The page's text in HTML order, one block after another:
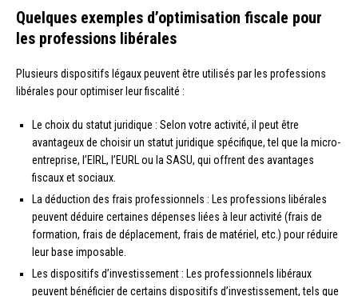
Quelques exemples d’optimisation fiscale pour
les professions libérales
Plusieurs dispositifs légaux peuvent être utilisés par les professions
libérales pour optimiser leur fiscalité :
Le choix du statut juridique : Selon votre activité, il peut être
avantageux de choisir un statut juridique spécifique, tel que la micro-
entreprise, l’EIRL, l’EURL ou la SASU, qui offrent des avantages
fiscaux et sociaux.
La déduction des frais professionnels : Les professions libérales
peuvent déduire certaines dépenses liées à leur activité (frais de
formation, frais de déplacement, frais de matériel, etc.) pour réduire
leur base imposable.
Les dispositifs d’investissement : Les professionnels libéraux
peuvent bénéficier de certains dispositifs d’investissement, tels que